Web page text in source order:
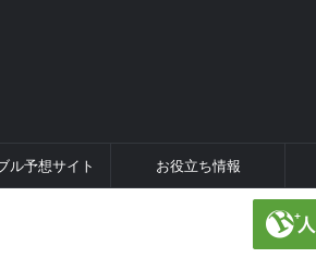
ル予想サイト お役立ち情報